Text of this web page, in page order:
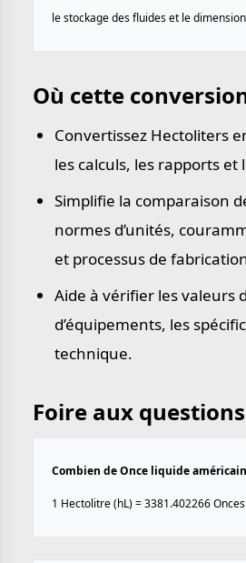
le stockage des fluides et le
Où cette
Convertissez Hectoliters
les calculs, les rapports
Simplifie la comparaison
normes d’unités,
et processus de
Aide à vérifier les valeurs
d’équipements, les
technique.
Foire aux questions
Combien de Once liquide
1 Hectolitre (hL) = 3381.402266